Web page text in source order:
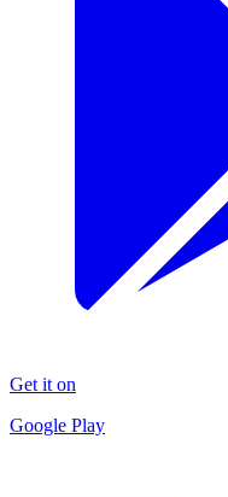
Get it on
Google Play